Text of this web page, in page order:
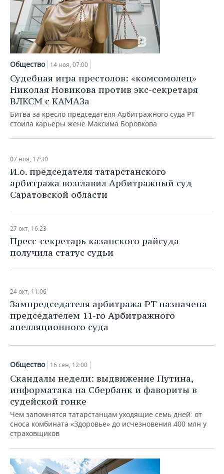
Общество 14 ноя, 07:00
Судебная игра престолов: «комсомолец»
Николая Новикова против экс-секретаря
ВЛКСМ с КАМАЗа
Битва за кресло председателя Арбитражного суда РТ
стоила карьеры жене Максима Боровкова
07 ноя, 17:30
​И.о. председателя татарстанского
арбитража возглавил Арбитражный суд
Саратовской области
27 окт, 16:23
​Пресс-секретарь казанского райсуда
получила статус судьи
24 окт, 11:06
Зампредседателя арбитража РТ назначена
председателем 11-го Арбитражного
апелляционного суда
Общество 16 сен, 12:00
Скандалы недели: выдвижение Путина,
информатака на Сбербанк и фавориты в
судейской гонке
Чем запомнятся татарстанцам уходящие семь дней: от
сноса комбината «Здоровье» до исчезновения 400 млн у
страховщиков